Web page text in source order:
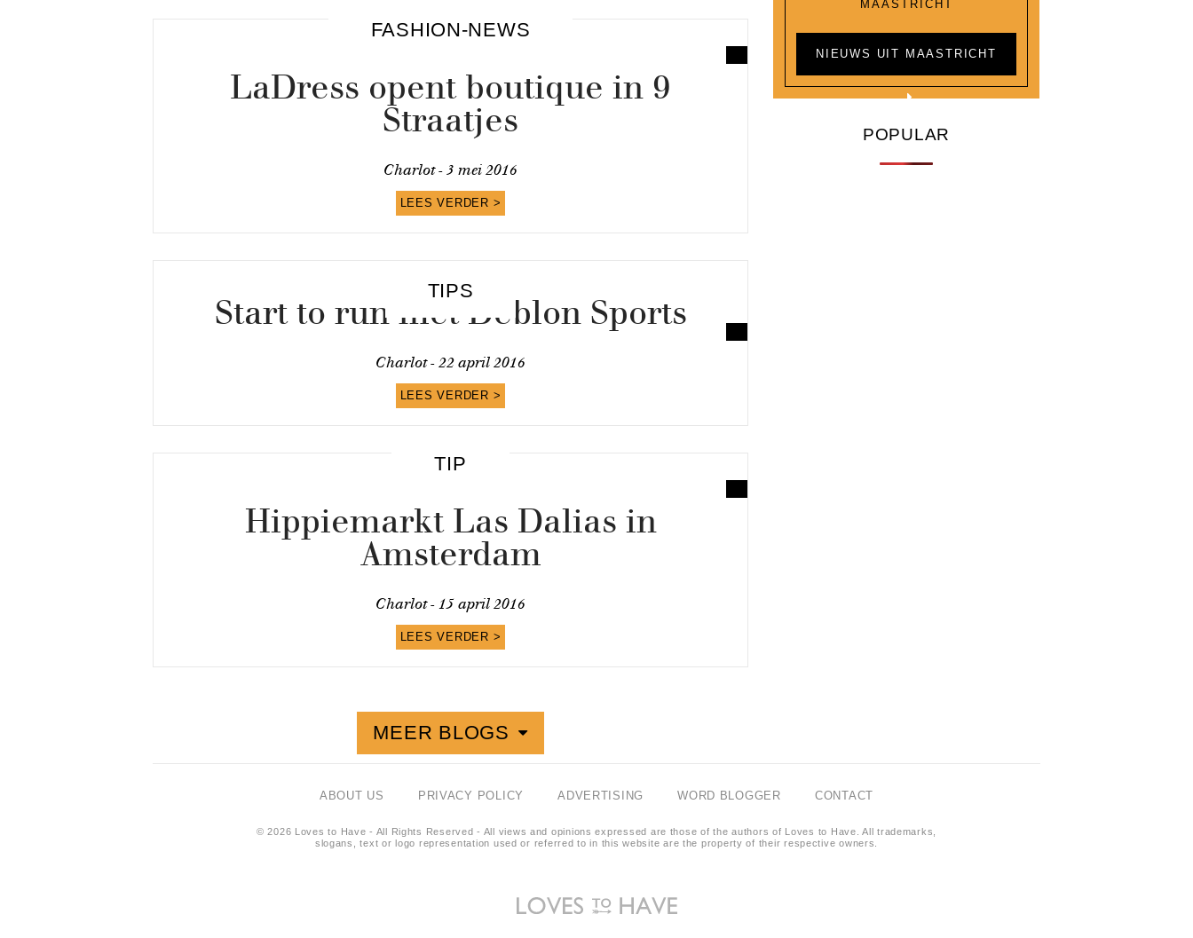
FASHION-NEWS
LaDress opent boutique in 9
Straatjes
Charlot - 3 mei 2016
LEES VERDER >
TIPS
Start to run met Deblon Sports
Charlot - 22 april 2016
LEES VERDER >
TIP
Hippiemarkt Las Dalias in
Amsterdam
Charlot - 15 april 2016
LEES VERDER >
MEER BLOGS
MAASTRICHT
NIEUWS UIT MAASTRICHT
POPULAR
ABOUT US PRIVACY POLICY ADVERTISING WORD BLOGGER CONTACT
© 2026 Loves to Have - All Rights Reserved - All views and opinions expressed are those of the authors of Loves to Have. All trademarks,
slogans, text or logo representation used or referred to in this website are the property of their respective owners.